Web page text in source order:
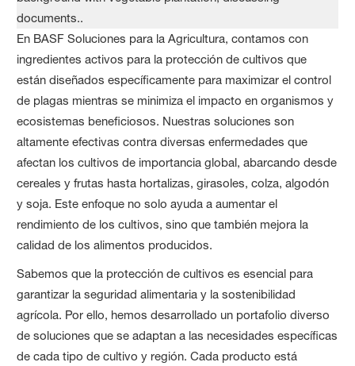
En BASF Soluciones para la Agricultura, contamos con
ingredientes activos para la protección de cultivos que
están diseñados específicamente para maximizar el control
de plagas mientras se minimiza el impacto en organismos y
ecosistemas beneficiosos. Nuestras soluciones son
altamente efectivas contra diversas enfermedades que
afectan los cultivos de importancia global, abarcando desde
cereales y frutas hasta hortalizas, girasoles, colza, algodón
y soja. Este enfoque no solo ayuda a aumentar el
rendimiento de los cultivos, sino que también mejora la
calidad de los alimentos producidos.
Sabemos que la protección de cultivos es esencial para
garantizar la seguridad alimentaria y la sostenibilidad
agrícola. Por ello, hemos desarrollado un portafolio diverso
de soluciones que se adaptan a las necesidades específicas
de cada tipo de cultivo y región. Cada producto está